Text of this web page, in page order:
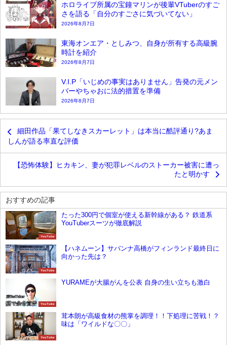
ホロライブ所属の宝鐘マリンが後輩VTuberのすご
さを語る「自分のすごさに気づいてない」
2026年8月7日
東海オンエア・としみつ、自身が所有する高級腕
時計を紹介
2026年8月7日
V.I.P「いじめの事実はありません」告発の元メン
バーやちゃおに法的措置を準備
2026年8月7日
細田作品「果てしなきスカーレット」は本当に酷評通り?あま
しんが語る率直な評価
【恐怖体験】ヒカキン、妻が犯罪レベルのストーカー被害に遭っ
たと明かす
おすすめの記事
YouTube
たった300円で個室が使える新幹線がある？ 鉄道系
YouTuberスーツが徹底解説
YouTube
【ハネムーン】サバンナ高橋がフィンランド最終日に
向かった先は？
YouTube
YURAMEが大腸がんを公表 自身の生い立ちも激白
YouTube
茸本朗が高級食材の熊掌を調理！！下処理に苦戦！？
味は「ワイルドな〇〇」